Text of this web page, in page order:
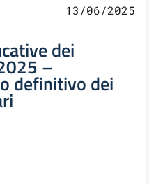
13/06/2025
dei
–
definitivo dei